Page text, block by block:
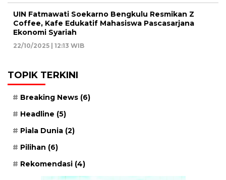
UIN Fatmawati Soekarno Bengkulu Resmikan Z
Coffee, Kafe Edukatif Mahasiswa Pascasarjana
Ekonomi Syariah
22/10/2025 | 12:13 WIB
TOPIK TERKINI
Breaking News (6)
Headline (5)
Piala Dunia (2)
Pilihan (6)
Rekomendasi (4)